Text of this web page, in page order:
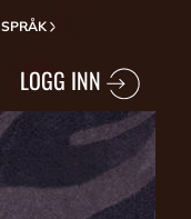
SPRÅK
LOGG INN